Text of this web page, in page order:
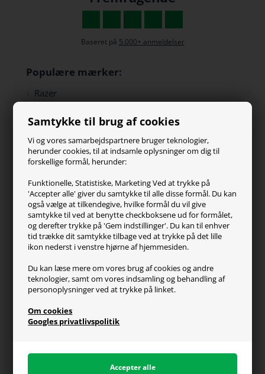
Samtykke til brug af cookies
Vi og vores samarbejdspartnere bruger teknologier,
herunder cookies, til at indsamle oplysninger om dig til
forskellige formål, herunder:
Funktionelle, Statistiske, Marketing Ved at trykke på
'Accepter alle' giver du samtykke til alle disse formål. Du kan
også vælge at tilkendegive, hvilke formål du vil give
samtykke til ved at benytte checkboksene ud for formålet,
og derefter trykke på 'Gem indstillinger'. Du kan til enhver
tid trække dit samtykke tilbage ved at trykke på det lille
ikon nederst i venstre hjørne af hjemmesiden.
Du kan læse mere om vores brug af cookies og andre
teknologier, samt om vores indsamling og behandling af
personoplysninger ved at trykke på linket.
Om cookies
Googles privatlivspolitik
Baseret på 5.000+ anmeldelser
Populære mærker:
Razer
SteelSeries
ZOWIE
Turtle Beach
Kundeservice
Kontakt os
FAQ
Handelsvilkår
Reklamation
Generel info
Om os
Fragt og levering